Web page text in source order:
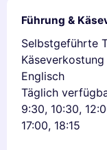
Führung &
Selbstgeführte
Englisch
Täglich
9:30, 10:30,
17:00, 18:15